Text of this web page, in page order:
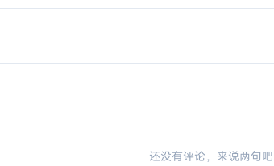
还没有评论，来说两句吧